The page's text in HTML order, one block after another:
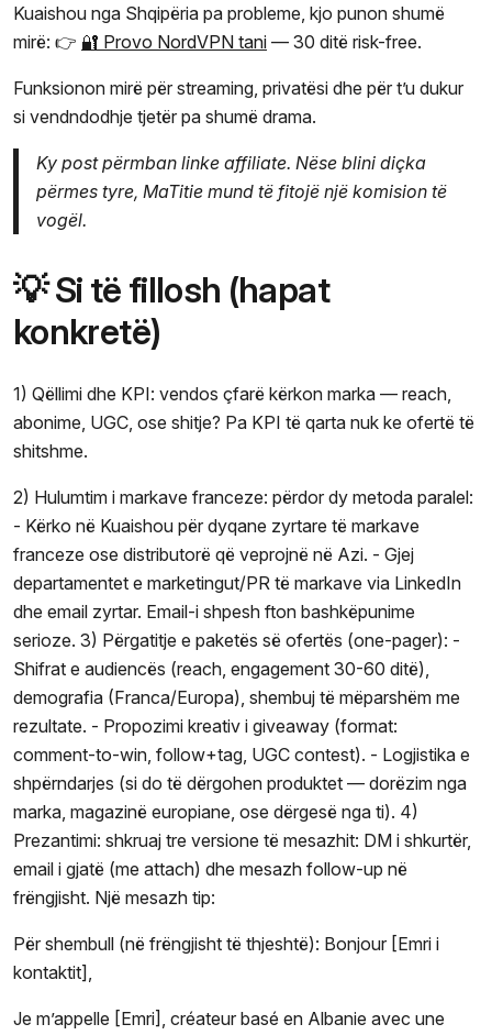
Kuaishou nga Shqipëria pa probleme, kjo punon shumë
mirë: 👉 🔐 Provo NordVPN tani — 30 ditë risk-free.
Funksionon mirë për streaming, privatësi dhe për t’u dukur
si vendndodhje tjetër pa shumë drama.
Ky post përmban linke affiliate. Nëse blini diçka
përmes tyre, MaTitie mund të fitojë një komision të
vogël.
💡 Si të fillosh (hapat
konkretë)
1) Qëllimi dhe KPI: vendos çfarë kërkon marka — reach,
abonime, UGC, ose shitje? Pa KPI të qarta nuk ke ofertë të
shitshme.
2) Hulumtim i markave franceze: përdor dy metoda paralel:
- Kërko në Kuaishou për dyqane zyrtare të markave
franceze ose distributorë që veprojnë në Azi. - Gjej
departamentet e marketingut/PR të markave via LinkedIn
dhe email zyrtar. Email-i shpesh fton bashkëpunime
serioze. 3) Përgatitje e paketës së ofertës (one-pager): -
Shifrat e audiencës (reach, engagement 30-60 ditë),
demografia (Franca/Europa), shembuj të mëparshëm me
rezultate. - Propozimi kreativ i giveaway (format:
comment-to-win, follow+tag, UGC contest). - Logjistika e
shpërndarjes (si do të dërgohen produktet — dorëzim nga
marka, magazinë europiane, ose dërgesë nga ti). 4)
Prezantimi: shkruaj tre versione të mesazhit: DM i shkurtër,
email i gjatë (me attach) dhe mesazh follow-up në
frëngjisht. Një mesazh tip:
Për shembull (në frëngjisht të thjeshtë): Bonjour [Emri i
kontaktit],
Je m’appelle [Emri], créateur basé en Albanie avec une